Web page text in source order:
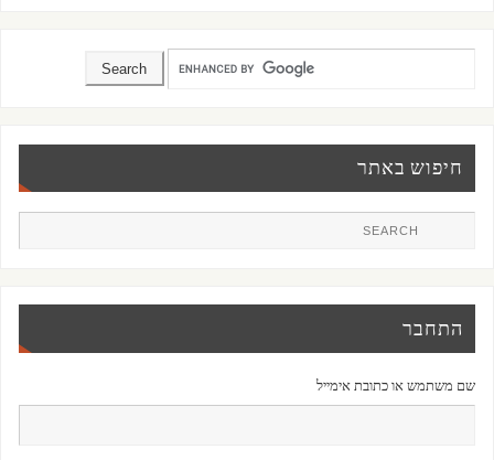
חיפוש באתר
התחבר
שם משתמש או כתובת אימייל